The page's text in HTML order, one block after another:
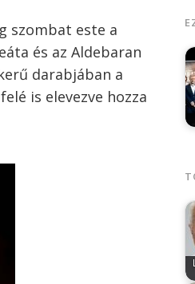
szombat este a
és az Aldebaran
darabjában a
felé is elevezve hozza